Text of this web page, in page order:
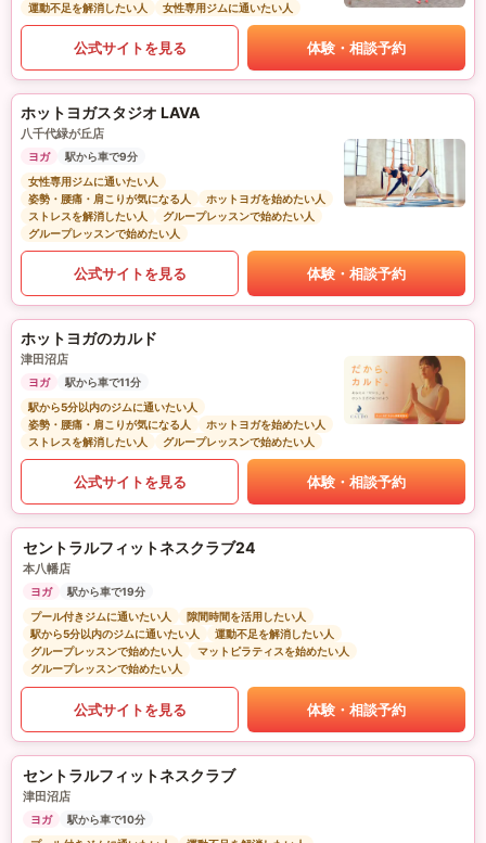
運動不足を解消したい人
女性専用ジムに通いたい人
公式サイトを見る 体験・相談予約
ホットヨガスタジオ LAVA
八千代緑が丘店
ヨガ
駅から車で9分
女性専用ジムに通いたい人
姿勢・腰痛・肩こりが気になる人
ホットヨガを始めたい人
ストレスを解消したい人
グループレッスンで始めたい人
グループレッスンで始めたい人
公式サイトを見る 体験・相談予約
ホットヨガのカルド
津田沼店
ヨガ
駅から車で11分
駅から5分以内のジムに通いたい人
姿勢・腰痛・肩こりが気になる人
ホットヨガを始めたい人
ストレスを解消したい人
グループレッスンで始めたい人
公式サイトを見る 体験・相談予約
セントラルフィットネスクラブ24
本八幡店
ヨガ
駅から車で19分
プール付きジムに通いたい人
隙間時間を活用したい人
駅から5分以内のジムに通いたい人
運動不足を解消したい人
グループレッスンで始めたい人
マットピラティスを始めたい人
グループレッスンで始めたい人
公式サイトを見る 体験・相談予約
セントラルフィットネスクラブ
津田沼店
ヨガ
駅から車で10分